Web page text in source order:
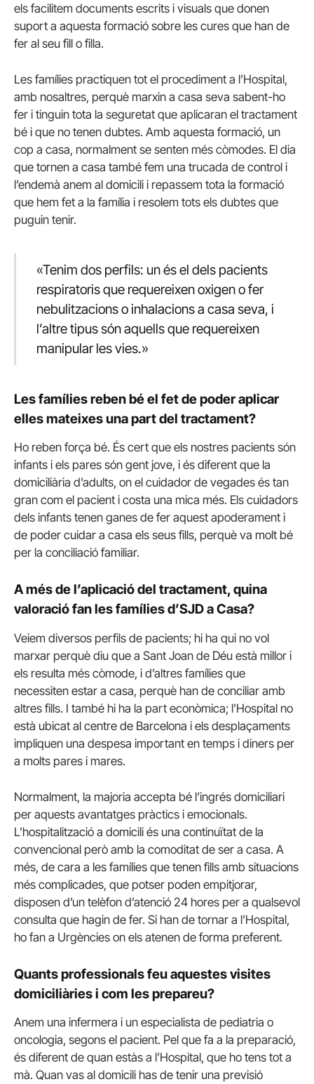
els facilitem documents escrits i visuals que donen
suport a aquesta formació sobre les cures que han de
fer al seu fill o filla.
Les famílies practiquen tot el procediment a l’Hospital,
amb nosaltres, perquè marxin a casa seva sabent-ho
fer i tinguin tota la seguretat que aplicaran el tractament
bé i que no tenen dubtes. Amb aquesta formació, un
cop a casa, normalment se senten més còmodes. El dia
que tornen a casa també fem una trucada de control i
l’endemà anem al domicili i repassem tota la formació
que hem fet a la família i resolem tots els dubtes que
puguin tenir.
«Tenim dos perfils: un és el dels pacients
respiratoris que requereixen oxigen o fer
nebulitzacions o inhalacions a casa seva, i
l’altre tipus són aquells que requereixen
manipular les vies.»
Les famílies reben bé el fet de poder aplicar
elles mateixes una part del tractament?
Ho reben força bé. És cert que els nostres pacients són
infants i els pares són gent jove, i és diferent que la
domiciliària d’adults, on el cuidador de vegades és tan
gran com el pacient i costa una mica més. Els cuidadors
dels infants tenen ganes de fer aquest apoderament i
de poder cuidar a casa els seus fills, perquè va molt bé
per la conciliació familiar.
A més de l’aplicació del tractament, quina
valoració fan les famílies d’SJD a Casa?
Veiem diversos perfils de pacients; hi ha qui no vol
marxar perquè diu que a Sant Joan de Déu està millor i
els resulta més còmode, i d’altres famílies que
necessiten estar a casa, perquè han de conciliar amb
altres fills. I també hi ha la part econòmica; l’Hospital no
està ubicat al centre de Barcelona i els desplaçaments
impliquen una despesa important en temps i diners per
a molts pares i mares.
Normalment, la majoria accepta bé l’ingrés domiciliari
per aquests avantatges pràctics i emocionals.
L’hospitalització a domicili és una continuïtat de la
convencional però amb la comoditat de ser a casa. A
més, de cara a les famílies que tenen fills amb situacions
més complicades, que potser poden empitjorar,
disposen d’un telèfon d’atenció 24 hores per a qualsevol
consulta que hagin de fer. Si han de tornar a l’Hospital,
ho fan a Urgències on els atenen de forma preferent.
Quants professionals feu aquestes visites
domiciliàries i com les prepareu?
Anem una infermera i un especialista de pediatria o
oncologia, segons el pacient. Pel que fa a la preparació,
és diferent de quan estàs a l’Hospital, que ho tens tot a
mà. Quan vas al domicili has de tenir una previsió